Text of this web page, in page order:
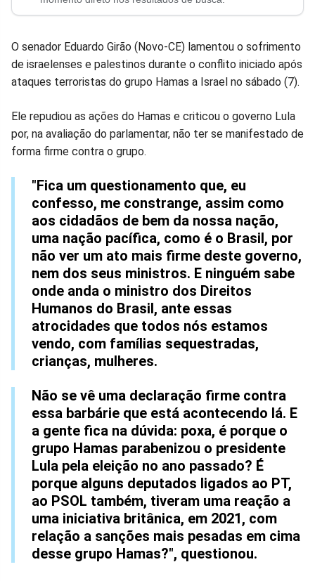
O senador Eduardo Girão (Novo-CE) lamentou o sofrimento
de israelenses e palestinos durante o conflito iniciado após
ataques terroristas do grupo Hamas a Israel no sábado (7).
Ele repudiou as ações do Hamas e criticou o governo Lula
por, na avaliação do parlamentar, não ter se manifestado de
forma firme contra o grupo.
"Fica um questionamento que, eu
confesso, me constrange, assim como
aos cidadãos de bem da nossa nação,
uma nação pacífica, como é o Brasil, por
não ver um ato mais firme deste governo,
nem dos seus ministros. E ninguém sabe
onde anda o ministro dos Direitos
Humanos do Brasil, ante essas
atrocidades que todos nós estamos
vendo, com famílias sequestradas,
crianças, mulheres.
Não se vê uma declaração firme contra
essa barbárie que está acontecendo lá. E
a gente fica na dúvida: poxa, é porque o
grupo Hamas parabenizou o presidente
Lula pela eleição no ano passado? É
porque alguns deputados ligados ao PT,
ao PSOL também, tiveram uma reação a
uma iniciativa britânica, em 2021, com
relação a sanções mais pesadas em cima
desse grupo Hamas?", questionou.